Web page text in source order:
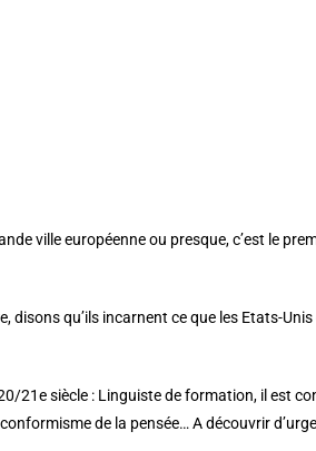
ville européenne ou presque, c’est le
qu’ils incarnent ce que les Etats-
21e siècle : Linguiste de formation, il est
de la pensée… A découvrir